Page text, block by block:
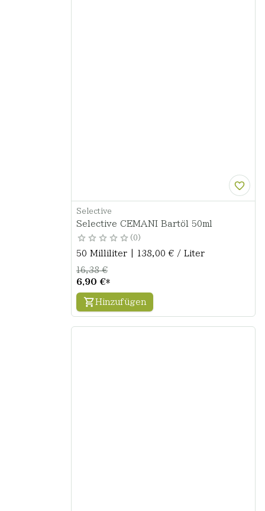
Selective
Selective CEMANI Bartöl 50ml
0
50 Milliliter | 138,00 € / Liter
6,90 €*
16,38 €
Hinzufügen